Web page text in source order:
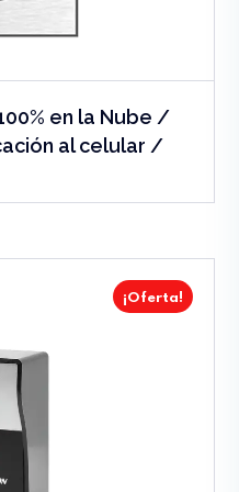
en la Nube /
al celular /
¡Oferta!